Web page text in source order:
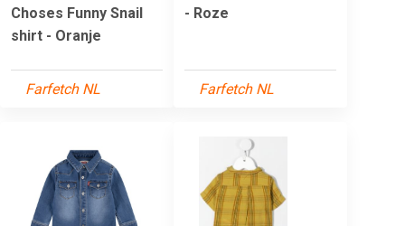
Choses Funny Snail
shirt - Oranje
Farfetch NL
- Roze
Farfetch NL